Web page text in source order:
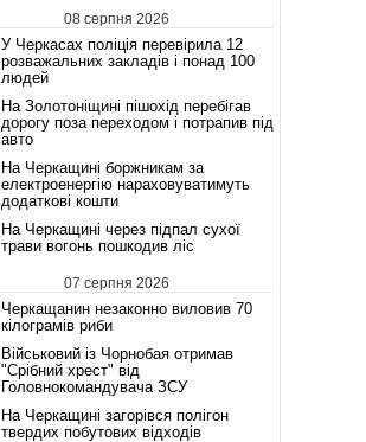
08 серпня 2026
У Черкасах поліція перевірила 12
розважальних закладів і понад 100
людей
На Золотоніщині пішохід перебігав
дорогу поза переходом і потрапив під
авто
На Черкащині боржникам за
електроенергію нараховуватимуть
додаткові кошти
На Черкащині через підпал сухої
трави вогонь пошкодив ліс
07 серпня 2026
Черкащанин незаконно виловив 70
кілограмів риби
Військовий із Чорнобая отримав
"Срібний хрест" від
Головнокомандувача ЗСУ
На Черкащині загорівся полігон
твердих побутових відходів